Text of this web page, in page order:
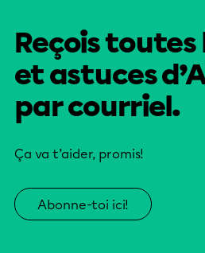
Reçois toutes
et astuces
par courriel.
Ça va t’aider, promis!
Abonne-toi ici!